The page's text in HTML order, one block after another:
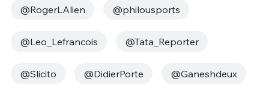
@RogerLAlien @philousports
@Leo_Lefrancois @Tata_Reporter
@Slicito @DidierPorte @Ganeshdeux